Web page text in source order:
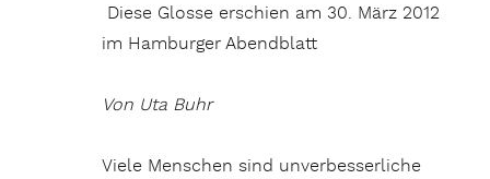
Diese Glosse erschien am 30. März 2012
im Hamburger Abendblatt
Von Uta Buhr
Viele Menschen sind unverbesserliche